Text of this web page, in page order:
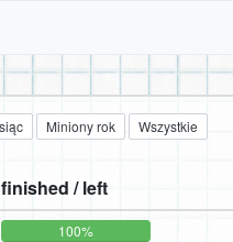
Miniony rok Wszystkie
finished / left
100%